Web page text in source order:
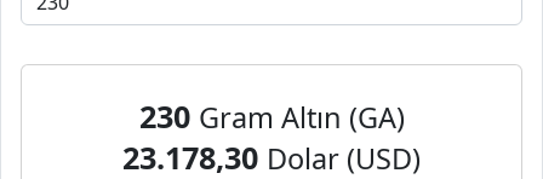
230 Gram Altın (GA)
23.178,30 Dolar (USD)